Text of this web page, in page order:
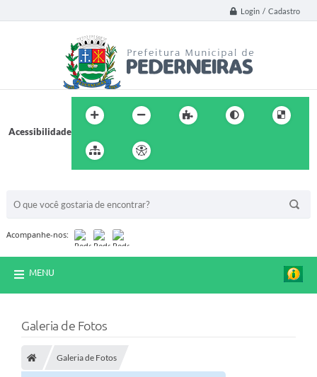
Login / Cadastro
Acessibilidade
Acompanhe-nos:
MENU
Galeria de Fotos
Galeria de Fotos